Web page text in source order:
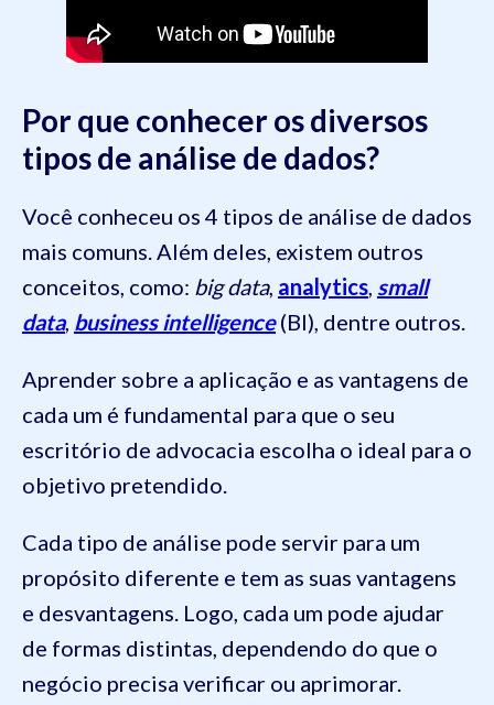
Por que conhecer os diversos
tipos de análise de dados?
Você conheceu os 4 tipos de análise de dados
mais comuns. Além deles, existem outros
conceitos, como: big data, analytics, small
data, business intelligence(BI), dentre outros.
Aprender sobre a aplicação e as vantagens de
cada um é fundamental para que o seu
escritório de advocacia escolha o ideal para o
objetivo pretendido.
Cada tipo de análise pode servir para um
propósito diferente e tem as suas vantagens
e desvantagens. Logo, cada um pode ajudar
de formas distintas, dependendo do que o
negócio precisa verificar ou aprimorar.